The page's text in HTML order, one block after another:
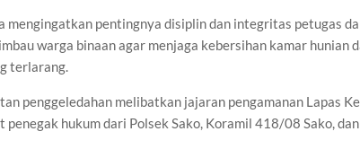
mengingatkan pentingnya disiplin dan integritas petugas
warga binaan agar menjaga kebersihan kamar hunian
terlarang.
penggeledahan melibatkan jajaran pengamanan Lapas
penegak hukum dari Polsek Sako, Koramil 418/08 Sako,